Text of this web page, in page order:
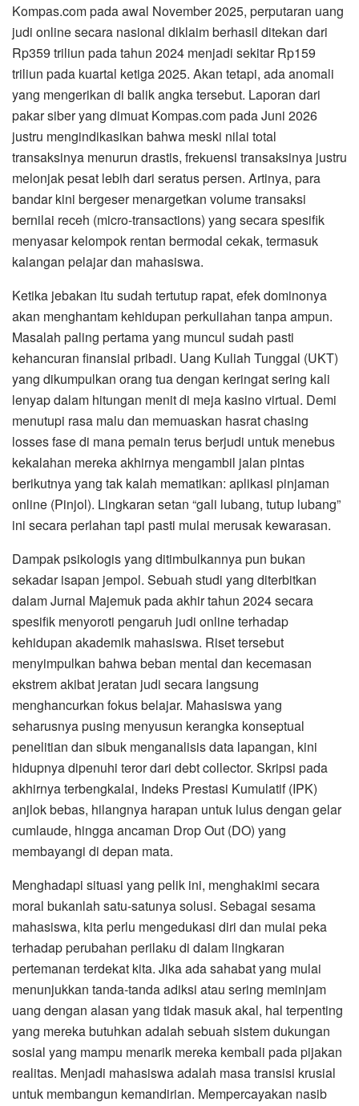
Kompas.com pada awal November 2025, perputaran uang
judi online secara nasional diklaim berhasil ditekan dari
Rp359 triliun pada tahun 2024 menjadi sekitar Rp159
triliun pada kuartal ketiga 2025. Akan tetapi, ada anomali
yang mengerikan di balik angka tersebut. Laporan dari
pakar siber yang dimuat Kompas.com pada Juni 2026
justru mengindikasikan bahwa meski nilai total
transaksinya menurun drastis, frekuensi transaksinya justru
melonjak pesat lebih dari seratus persen. Artinya, para
bandar kini bergeser menargetkan volume transaksi
bernilai receh (micro-transactions) yang secara spesifik
menyasar kelompok rentan bermodal cekak, termasuk
kalangan pelajar dan mahasiswa.
Ketika jebakan itu sudah tertutup rapat, efek dominonya
akan menghantam kehidupan perkuliahan tanpa ampun.
Masalah paling pertama yang muncul sudah pasti
kehancuran finansial pribadi. Uang Kuliah Tunggal (UKT)
yang dikumpulkan orang tua dengan keringat sering kali
lenyap dalam hitungan menit di meja kasino virtual. Demi
menutupi rasa malu dan memuaskan hasrat chasing
losses fase di mana pemain terus berjudi untuk menebus
kekalahan mereka akhirnya mengambil jalan pintas
berikutnya yang tak kalah mematikan: aplikasi pinjaman
online (Pinjol). Lingkaran setan “gali lubang, tutup lubang”
ini secara perlahan tapi pasti mulai merusak kewarasan.
Dampak psikologis yang ditimbulkannya pun bukan
sekadar isapan jempol. Sebuah studi yang diterbitkan
dalam Jurnal Majemuk pada akhir tahun 2024 secara
spesifik menyoroti pengaruh judi online terhadap
kehidupan akademik mahasiswa. Riset tersebut
menyimpulkan bahwa beban mental dan kecemasan
ekstrem akibat jeratan judi secara langsung
menghancurkan fokus belajar. Mahasiswa yang
seharusnya pusing menyusun kerangka konseptual
penelitian dan sibuk menganalisis data lapangan, kini
hidupnya dipenuhi teror dari debt collector. Skripsi pada
akhirnya terbengkalai, Indeks Prestasi Kumulatif (IPK)
anjlok bebas, hilangnya harapan untuk lulus dengan gelar
cumlaude, hingga ancaman Drop Out (DO) yang
membayangi di depan mata.
Menghadapi situasi yang pelik ini, menghakimi secara
moral bukanlah satu-satunya solusi. Sebagai sesama
mahasiswa, kita perlu mengedukasi diri dan mulai peka
terhadap perubahan perilaku di dalam lingkaran
pertemanan terdekat kita. Jika ada sahabat yang mulai
menunjukkan tanda-tanda adiksi atau sering meminjam
uang dengan alasan yang tidak masuk akal, hal terpenting
yang mereka butuhkan adalah sebuah sistem dukungan
sosial yang mampu menarik mereka kembali pada pijakan
realitas. Menjadi mahasiswa adalah masa transisi krusial
untuk membangun kemandirian. Mempercayakan nasib